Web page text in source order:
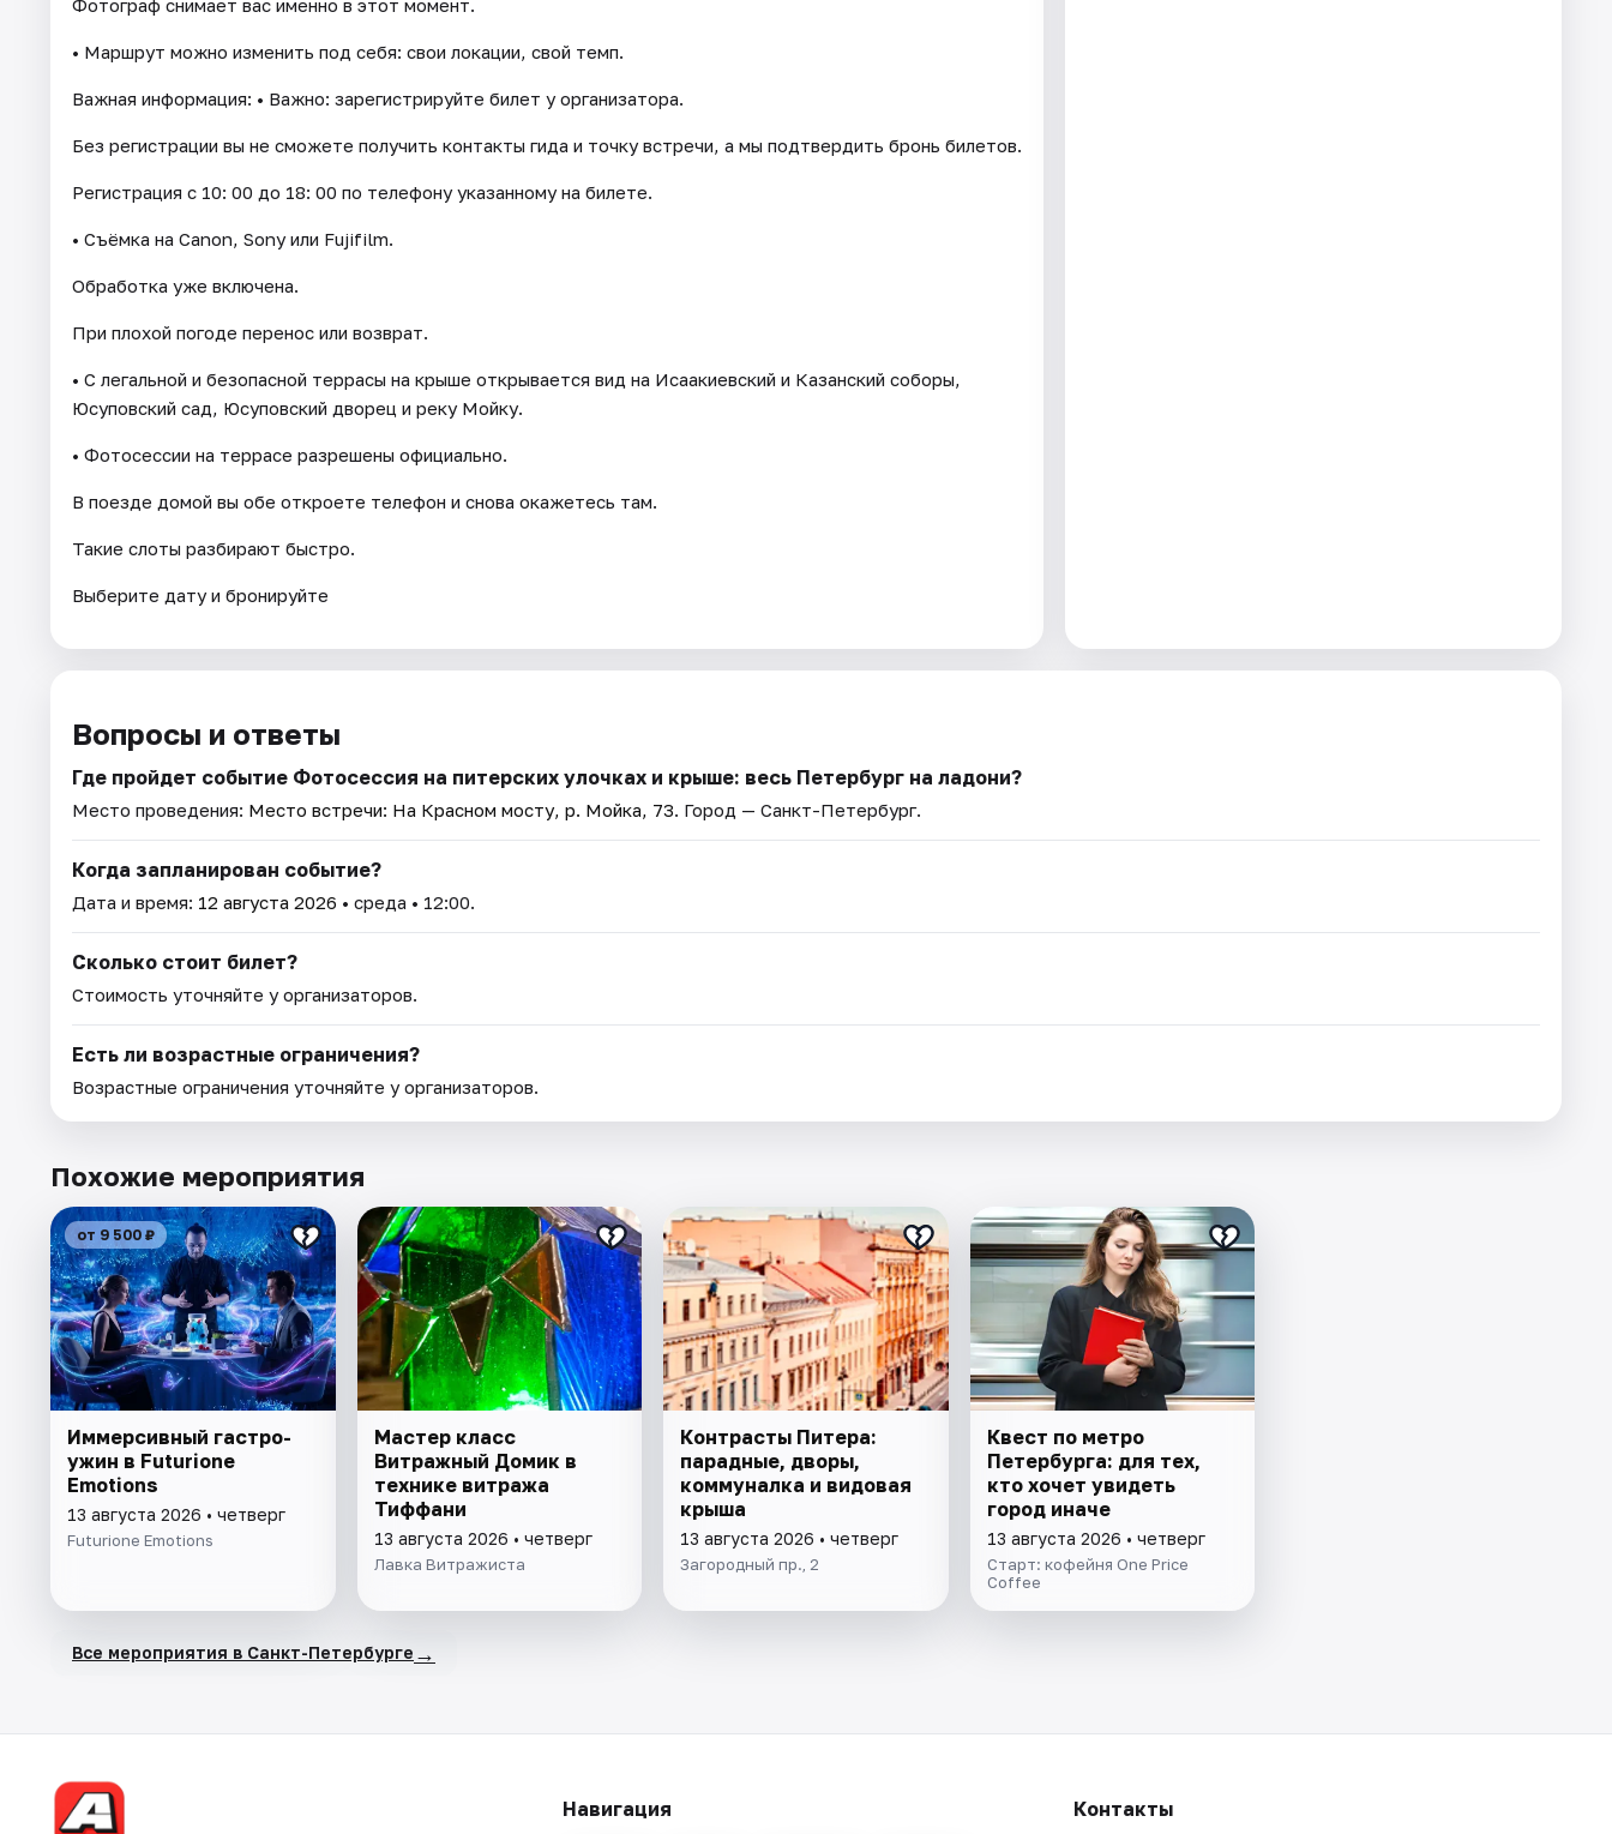
Фотограф снимает вас именно в этот момент.
• Маршрут можно изменить под себя: свои локации, свой темп.
Важная информация: • Важно: зарегистрируйте билет у организатора.
Без регистрации вы не сможете получить контакты гида и точку встречи, а мы подтвердить бронь билетов.
Регистрация с 10: 00 до 18: 00 по телефону указанному на билете.
• Съёмка на Canon, Sony или Fujifilm.
Обработка уже включена.
При плохой погоде перенос или возврат.
• С легальной и безопасной террасы на крыше открывается вид на Исаакиевский и Казанский соборы,
Юсуповский сад, Юсуповский дворец и реку Мойку.
• Фотосессии на террасе разрешены официально.
В поезде домой вы обе откроете телефон и снова окажетесь там.
Такие слоты разбирают быстро.
Выберите дату и бронируйте
Вопросы и ответы
Где пройдет событие Фотосессия на питерских улочках и крыше: весь Петербург на ладони?
Место проведения: Место встречи: На Красном мосту, р. Мойка, 73. Город — Санкт-Петербург.
Когда запланирован событие?
Дата и время: 12 августа 2026 • среда • 12:00.
Сколько стоит билет?
Стоимость уточняйте у организаторов.
Есть ли возрастные ограничения?
Возрастные ограничения уточняйте у организаторов.
Похожие мероприятия
от 9 500 ₽
Иммерсивный гастро-
ужин в Futurione
Emotions
13 августа 2026 • четверг
Futurione Emotions
Мастер класс
Витражный Домик в
технике витража
Тиффани
13 августа 2026 • четверг
Лавка Витражиста
Контрасты Питера:
парадные, дворы,
коммуналка и видовая
крыша
13 августа 2026 • четверг
Загородный пр., 2
Квест по метро
Петербурга: для тех,
кто хочет увидеть
город иначе
13 августа 2026 • четверг
Старт: кофейня One Price
Coffee
Все мероприятия в Санкт-Петербурге →
Навигация Контакты